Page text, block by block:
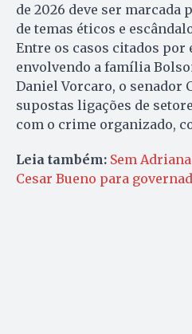
de 2026 deve ser marcada
de temas éticos e
Entre os casos citados por
envolvendo a família
Daniel Vorcaro, o senador
supostas ligações de
com o crime organizado,
Leia também: Sem
Cesar Bueno para